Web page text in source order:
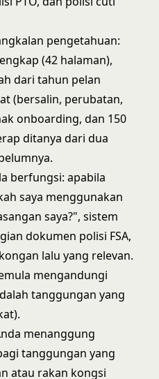
pengetahuan:
(42 halaman),
dari tahun pelan
(bersalin, perubatan,
onboarding, dan 150
ditanya dari dua
berfungsi: apabila
saya menggunakan
saya?", sistem
dokumen polisi FSA,
lalu yang relevan.
mengandungi
tanggungan yang
menanggung
tanggungan yang
atau rakan kongsi